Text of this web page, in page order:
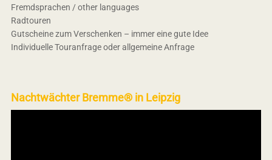
Fremdsprachen / other languages
Radtouren
Gutscheine zum Verschenken – immer eine gute Idee
Individuelle Touranfrage oder allgemeine Anfrage
Nachtwächter Bremme® in Leipzig